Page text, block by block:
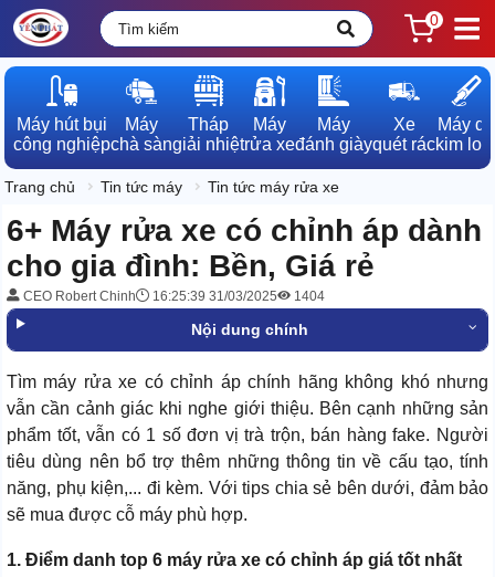
0
Máy hút bụi
công nghiệp
Máy
chà sàn
Tháp
giải nhiệt
Máy
rửa xe
Máy
đánh giày
Xe
quét rác
Máy dò
kim loại
Trang chủ Tin tức máy Tin tức máy rửa xe
6+ Máy rửa xe có chỉnh áp dành
cho gia đình: Bền, Giá rẻ
CEO Robert Chinh 16:25:39 31/03/2025 1404
Nội dung chính
Tìm máy rửa xe có chỉnh áp chính hãng không khó nhưng
vẫn cần cảnh giác khi nghe giới thiệu. Bên cạnh những sản
phẩm tốt, vẫn có 1 số đơn vị trà trộn, bán hàng fake. Người
tiêu dùng nên bổ trợ thêm những thông tin về cấu tạo, tính
năng, phụ kiện,... đi kèm. Với tips chia sẻ bên dưới, đảm bảo
sẽ mua được cỗ máy phù hợp.
1. Điểm danh top 6 máy rửa xe có chỉnh áp giá tốt nhất